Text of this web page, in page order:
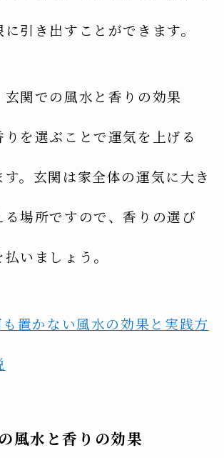
引き出すことができます。
関での風水と香りの効果
りを選ぶことで運気を上げる
す。玄関は家全体の運気に大き
る場所ですので、香りの選び
いましょう。
置かない風水の効果と実践方
風水と香りの効果